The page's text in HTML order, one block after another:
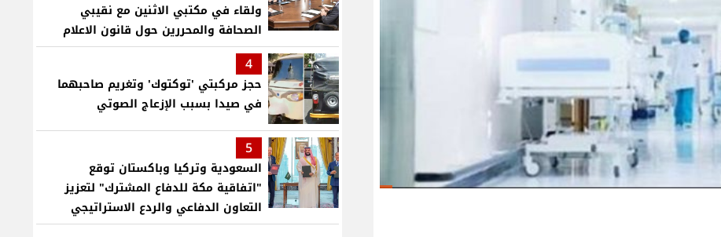
ولقاء في مكتبي الاثنين مع نقيبي
الصحافة والمحررين حول قانون الاعلام
4
حجز مركبتي 'توكتوك' وتغريم صاحبهما
في صيدا بسبب الإزعاج الصوتي
5
السعودية وتركيا وباكستان توقع
"اتفاقية مكة للدفاع المشترك" لتعزيز
التعاون الدفاعي والردع الاستراتيجي